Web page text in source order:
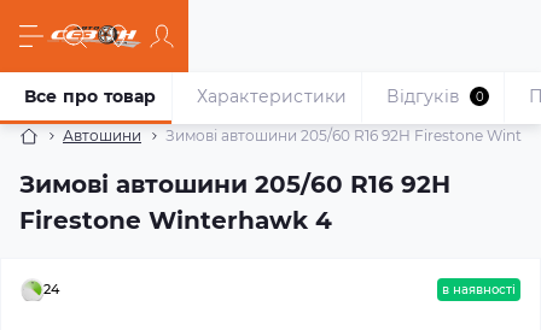
Автошини Зимові автошини 205/60 R16 92H Firestone
Зимові автошини 205/60 R16 92H
Firestone Winterhawk 4
Все про товар Характеристики Відгуків 0
24 в наявності